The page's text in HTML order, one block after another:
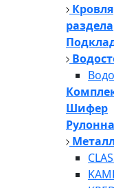
Кровля
раздела
Шифер